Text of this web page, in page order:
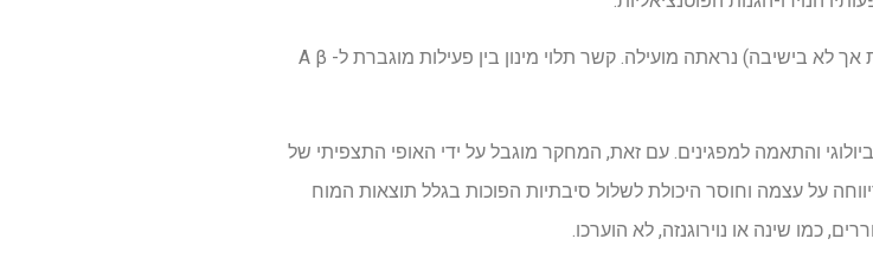
אפילו דבקות חלקית בהנחיות הפעילות (כלומר, לא דבקות אך לא בישיבה) נראתה מועילה. קשר תלוי מינון בין פעילות מוגברת ל- A β
ביולוגי והתאמה למפגינים. עם זאת, המחקר מוגבל על ידי האופי התצפיתי של
על עצמה וחוסר היכולת לשלול סיבתיות הפוכות בגלל תוצאות המוח
כמו שינה או נוירוגנזה, לא הוערכו.